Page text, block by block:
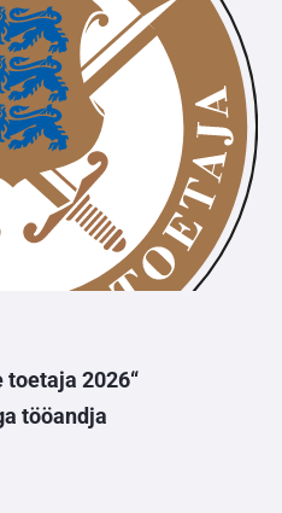
toetaja 2026“
tööandja